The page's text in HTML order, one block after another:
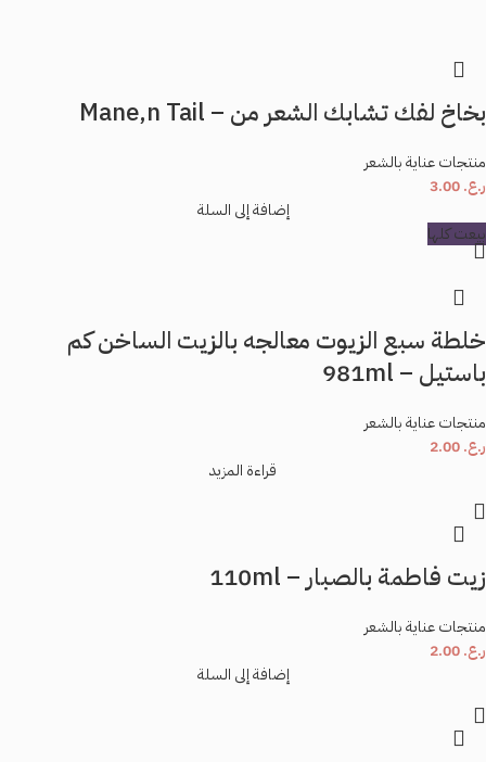
بخاخ لفك تشابك الشعر من – Mane,n Tail
منتجات عناية بالشعر
ر.ع.
إضافة إلى السلة
بيعت كلها
خلطة سبع الزيوت معالجه بالزيت الساخن كم
باستيل – 981ml
منتجات عناية بالشعر
ر.ع.
قراءة المزيد
زيت فاطمة بالصبار – 110ml
منتجات عناية بالشعر
ر.ع.
إضافة إلى السلة